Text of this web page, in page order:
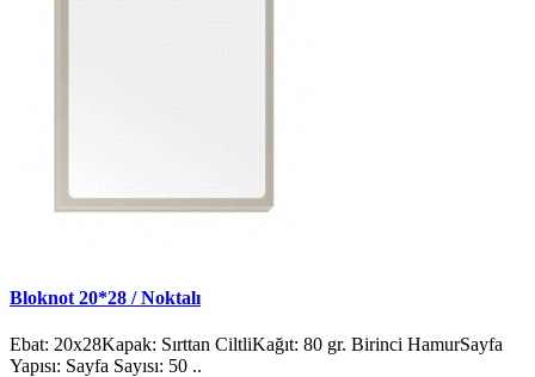
Bloknot 20*28 / Noktalı
Ebat: 20x28Kapak: Sırttan CiltliKağıt: 80 gr. Birinci HamurSayfa
Yapısı: Sayfa Sayısı: 50 ..